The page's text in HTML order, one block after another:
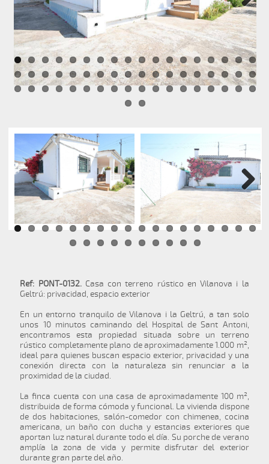
Next
Next
Ref: PONT-0132.Casa con terreno rústico en Vilanova i la
Geltrú: privacidad, espacio exterior
En un entorno tranquilo de Vilanova i la Geltrú, a tan solo
unos 10 minutos caminando del Hospital de Sant Antoni,
encontramos esta propiedad situada sobre un terreno
rústico completamente plano de aproximadamente 1.000 m²,
ideal para quienes buscan espacio exterior, privacidad y una
conexión directa con la naturaleza sin renunciar a la
proximidad de la ciudad.
La finca cuenta con una casa de aproximadamente 100 m²,
distribuida de forma cómoda y funcional. La vivienda dispone
de dos habitaciones, salón-comedor con chimenea, cocina
americana, un baño con ducha y estancias exteriores que
aportan luz natural durante todo el día. Su porche de verano
amplía la zona de vida y permite disfrutar del exterior
durante gran parte del año.